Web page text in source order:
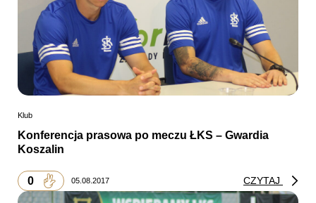
Klub
Konferencja prasowa po meczu ŁKS – Gwardia
Koszalin
0 05.08.2017 CZYTAJ